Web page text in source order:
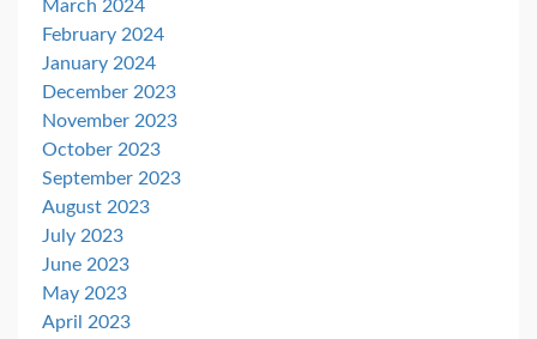
March 2024
February 2024
January 2024
December 2023
November 2023
October 2023
September 2023
August 2023
July 2023
June 2023
May 2023
April 2023